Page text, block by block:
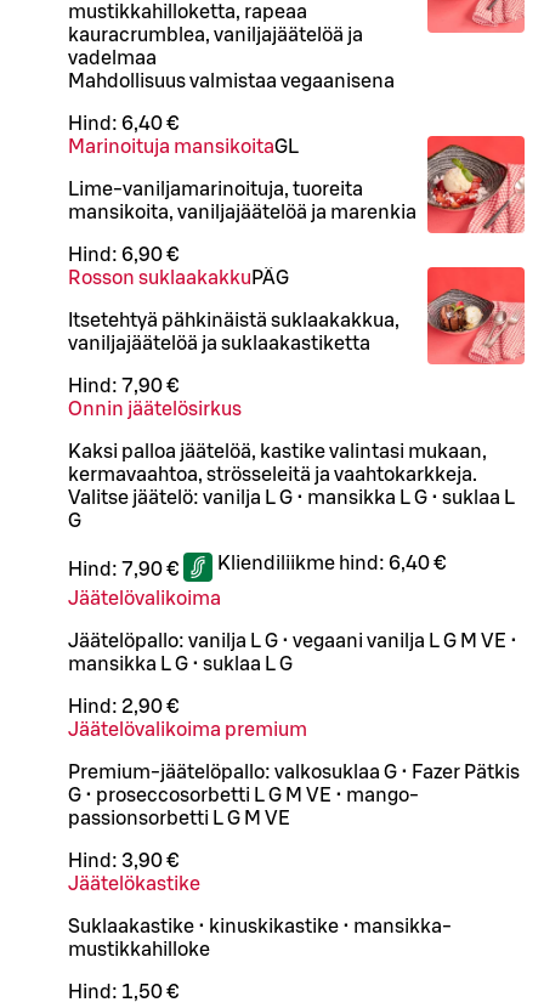
mustikkahilloketta, rapeaa
kauracrumblea, vaniljajäätelöä ja
vadelmaa
Mahdollisuus valmistaa vegaanisena
Hind: 6,40 €
Marinoituja mansikoitaGL
Lime-vaniljamarinoituja, tuoreita
mansikoita, vaniljajäätelöä ja marenkia
Hind: 6,90 €
Rosson suklaakakku PÄG
Itsetehtyä pähkinäistä suklaakakkua,
vaniljajäätelöä ja suklaakastiketta
Hind: 7,90 €
Onnin jäätelösirkus
Kaksi palloa jäätelöä, kastike valintasi mukaan,
kermavaahtoa, strösseleitä ja vaahtokarkkeja.
Valitse jäätelö: vanilja L G • mansikka L G • suklaa L
G
Hind: 7,90 € Kliendiliikme hind: 6,40 €
Jäätelövalikoima
Jäätelöpallo: vanilja L G • vegaani vanilja L G M VE •
mansikka L G • suklaa L G
Hind: 2,90 €
Jäätelövalikoima premium
Premium-jäätelöpallo: valkosuklaa G • Fazer Pätkis
G • proseccosorbetti L G M VE • mango-
passionsorbetti L G M VE
Hind: 3,90 €
Jäätelökastike
Suklaakastike • kinuskikastike • mansikka-
mustikkahilloke
Hind: 1,50 €